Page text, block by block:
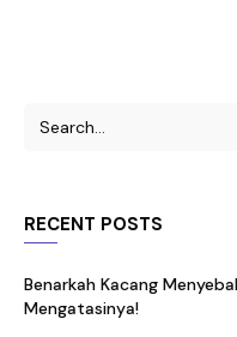
RECENT POSTS
Benarkah Kacang
Mengatasinya!